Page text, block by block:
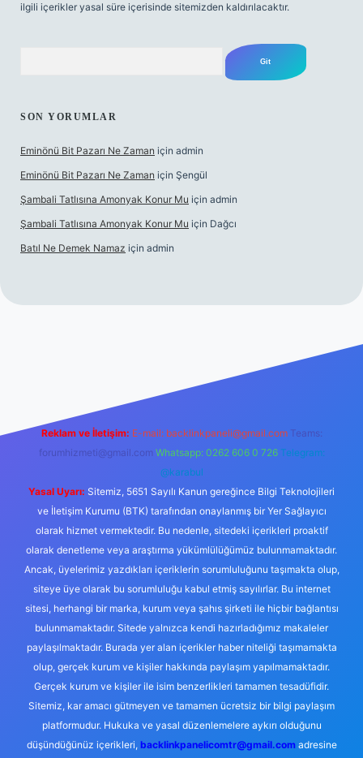
ilgili içerikler yasal süre içerisinde sitemizden kaldırılacaktır.
SON YORUMLAR
Eminönü Bit Pazarı Ne Zaman için admin
Eminönü Bit Pazarı Ne Zaman için Şengül
Şambali Tatlısına Amonyak Konur Mu için admin
Şambali Tatlısına Amonyak Konur Mu için Dağcı
Batıl Ne Demek Namaz için admin
Reklam ve İletişim: E-mail: backlinkpaneli@gmail.com Teams:
forumhizmeti@gmail.com Whatsapp: 0262 606 0 726 Telegram:
@karabul
Yasal Uyarı: Sitemiz, 5651 Sayılı Kanun gereğince Bilgi Teknolojileri
ve İletişim Kurumu (BTK) tarafından onaylanmış bir Yer Sağlayıcı
olarak hizmet vermektedir. Bu nedenle, sitedeki içerikleri proaktif
olarak denetleme veya araştırma yükümlülüğümüz bulunmamaktadır.
Ancak, üyelerimiz yazdıkları içeriklerin sorumluluğunu taşımakta olup,
siteye üye olarak bu sorumluluğu kabul etmiş sayılırlar. Bu internet
sitesi, herhangi bir marka, kurum veya şahıs şirketi ile hiçbir bağlantısı
bulunmamaktadır. Sitede yalnızca kendi hazırladığımız makaleler
paylaşılmaktadır. Burada yer alan içerikler haber niteliği taşımamakta
olup, gerçek kurum ve kişiler hakkında paylaşım yapılmamaktadır.
Gerçek kurum ve kişiler ile isim benzerlikleri tamamen tesadüfidir.
Sitemiz, kar amacı gütmeyen ve tamamen ücretsiz bir bilgi paylaşım
platformudur. Hukuka ve yasal düzenlemelere aykırı olduğunu
düşündüğünüz içerikleri, backlinkpanelicomtr@gmail.comadresine